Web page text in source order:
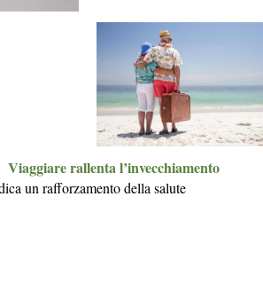
Viaggiare rallenta l’invecchiamento
un rafforzamento della salute